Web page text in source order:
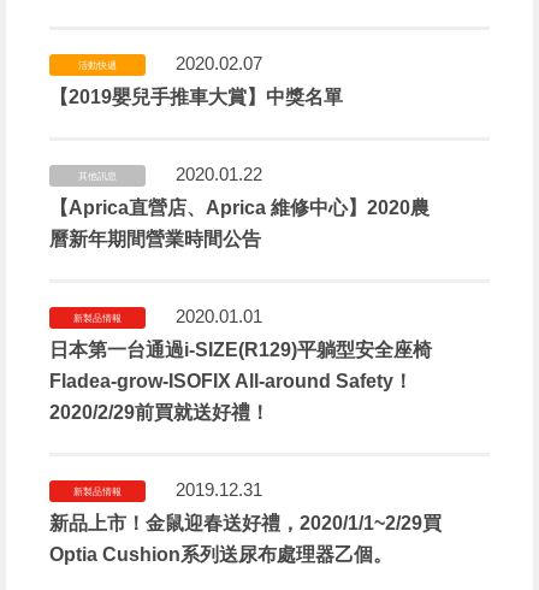
活動快遞
2020.02.07
【2019嬰兒手推車大賞】中獎名單
其他訊息
2020.01.22
【Aprica直營店、Aprica 維修中心】2020農
曆新年期間營業時間公告
新製品情報
2020.01.01
日本第一台通過i-SIZE(R129)平躺型安全座椅
Fladea-grow-ISOFIX All-around Safety！
2020/2/29前買就送好禮！
新製品情報
2019.12.31
新品上市！金鼠迎春送好禮，2020/1/1~2/29買
Optia Cushion系列送尿布處理器乙個。